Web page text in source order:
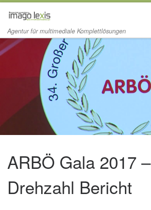
Zum Inhalt springen
Agentur für multimediale Komplettlösungen
ARBÖ Gala 2017 –
Drehzahl Bericht